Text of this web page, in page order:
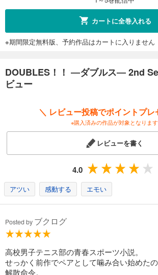
カートに全巻入れる
※期間限定無料版、予約作品はカートに入りません
DOUBLES！！ ―ダブルス― 2nd
ビュー
＼ レビュー投稿でポイントプレ
※購入済みの作品が対象となります
レビューを書く
4.0
アツい 感動する エモい
Posted by ブクログ
高校男子テニス部の青春スポーツ小説。
せっかく前作でペアとして噛み合い始めた
解散命令。